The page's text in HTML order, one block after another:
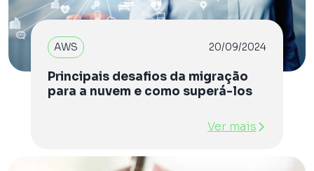
AWS 20/09/2024
Principais desafios da migração
para a nuvem e como superá-los
Ver mais